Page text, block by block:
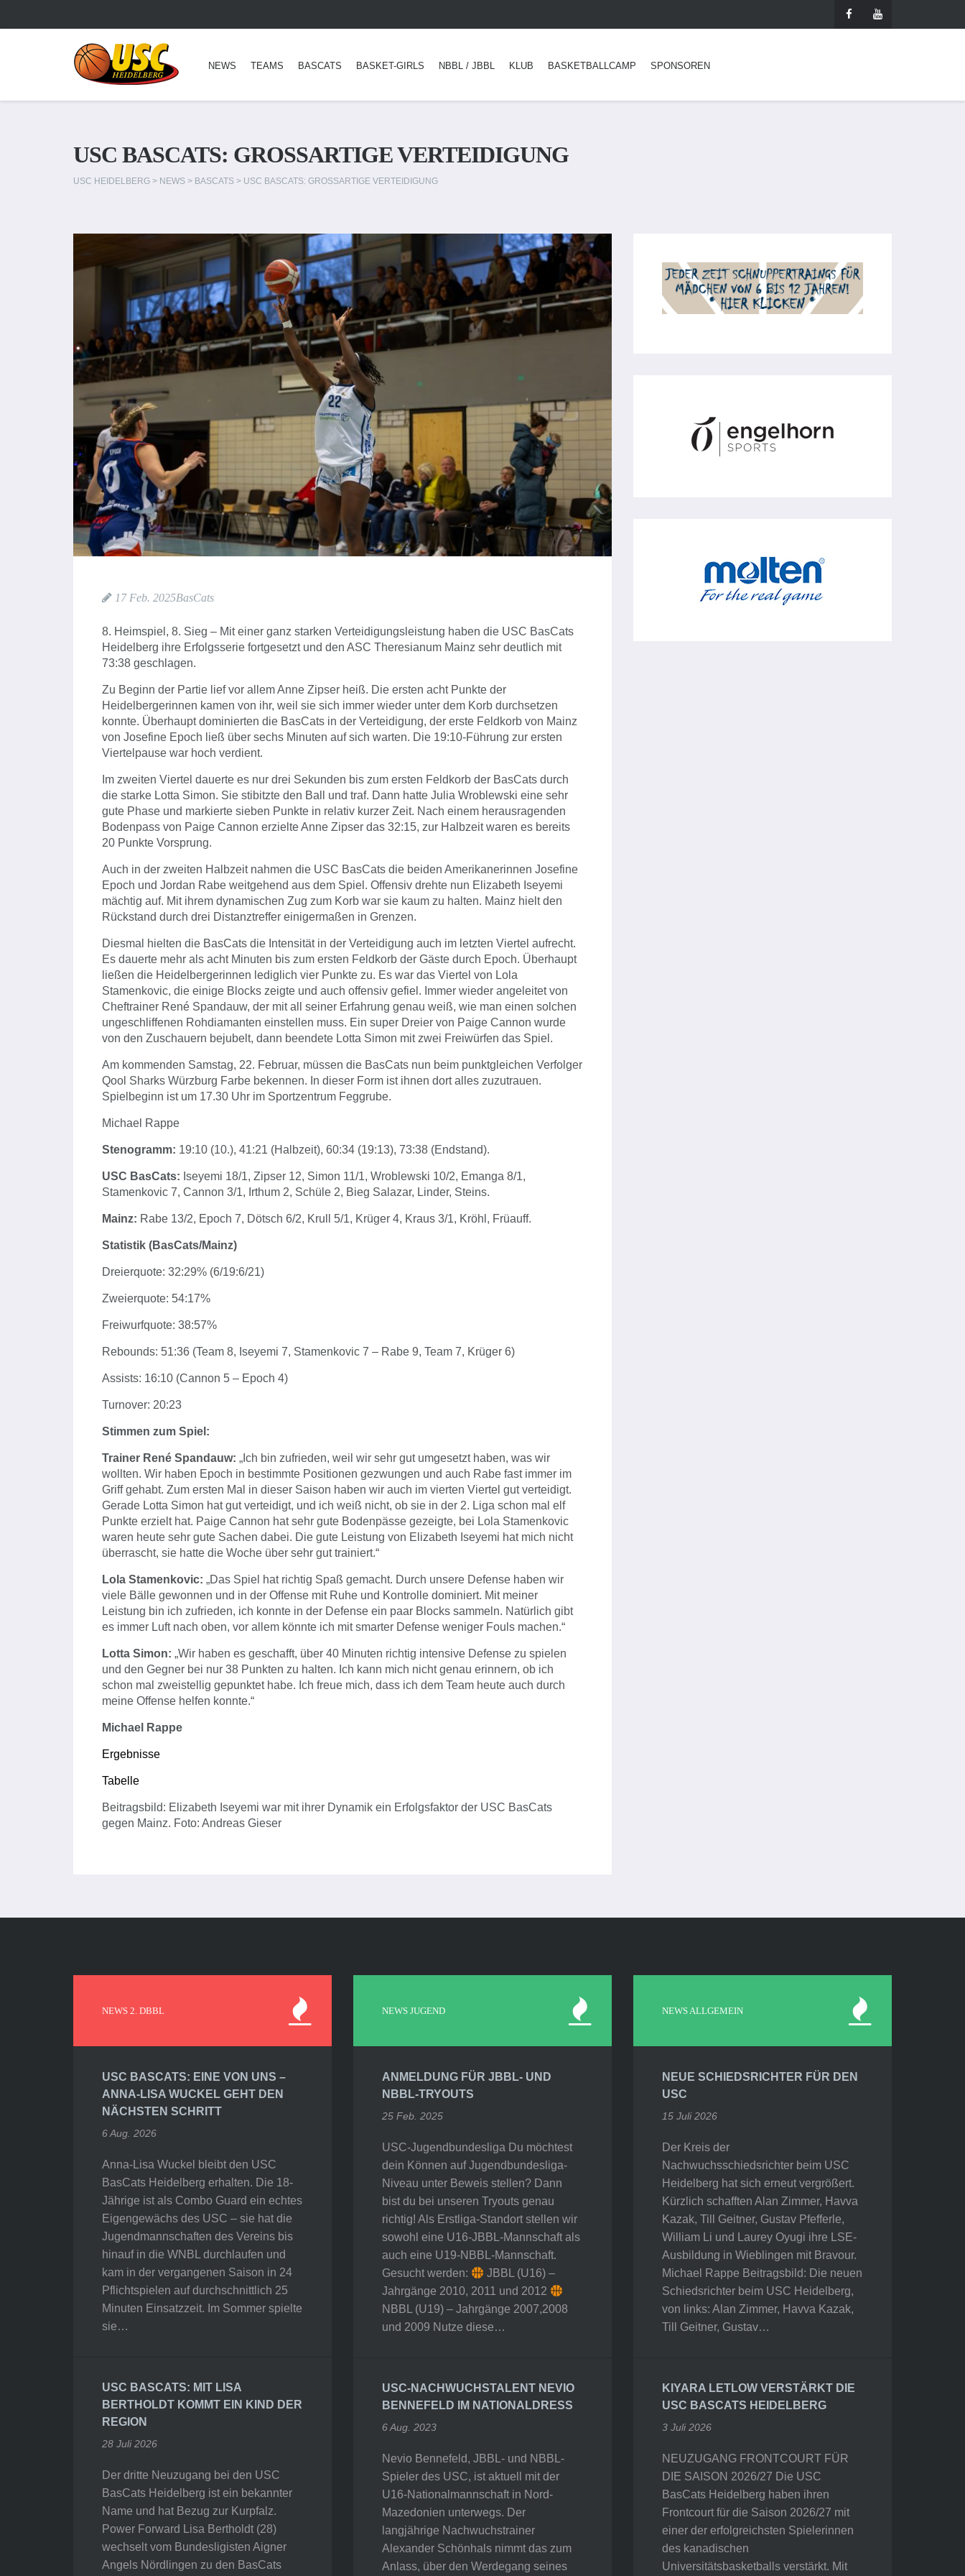
NEWS TEAMS BASCATS BASKET-GIRLS NBBL / JBBL KLUB BASKETBALLCAMP SPONSOREN
USC BASCATS: GROSSARTIGE VERTEIDIGUNG
USC HEIDELBERG > NEWS > BASCATS > USC BASCATS: GROSSARTIGE VERTEIDIGUNG
17 Feb. 2025BasCats
8. Heimspiel, 8. Sieg – Mit einer ganz starken Verteidigungsleistung haben die USC BasCats
Heidelberg ihre Erfolgsserie fortgesetzt und den ASC Theresianum Mainz sehr deutlich mit
73:38 geschlagen.
Zu Beginn der Partie lief vor allem Anne Zipser heiß. Die ersten acht Punkte der
Heidelbergerinnen kamen von ihr, weil sie sich immer wieder unter dem Korb durchsetzen
konnte. Überhaupt dominierten die BasCats in der Verteidigung, der erste Feldkorb von Mainz
von Josefine Epoch ließ über sechs Minuten auf sich warten. Die 19:10-Führung zur ersten
Viertelpause war hoch verdient.
Im zweiten Viertel dauerte es nur drei Sekunden bis zum ersten Feldkorb der BasCats durch
die starke Lotta Simon. Sie stibitzte den Ball und traf. Dann hatte Julia Wroblewski eine sehr
gute Phase und markierte sieben Punkte in relativ kurzer Zeit. Nach einem herausragenden
Bodenpass von Paige Cannon erzielte Anne Zipser das 32:15, zur Halbzeit waren es bereits
20 Punkte Vorsprung.
Auch in der zweiten Halbzeit nahmen die USC BasCats die beiden Amerikanerinnen Josefine
Epoch und Jordan Rabe weitgehend aus dem Spiel. Offensiv drehte nun Elizabeth Iseyemi
mächtig auf. Mit ihrem dynamischen Zug zum Korb war sie kaum zu halten. Mainz hielt den
Rückstand durch drei Distanztreffer einigermaßen in Grenzen.
Diesmal hielten die BasCats die Intensität in der Verteidigung auch im letzten Viertel aufrecht.
Es dauerte mehr als acht Minuten bis zum ersten Feldkorb der Gäste durch Epoch. Überhaupt
ließen die Heidelbergerinnen lediglich vier Punkte zu. Es war das Viertel von Lola
Stamenkovic, die einige Blocks zeigte und auch offensiv gefiel. Immer wieder angeleitet von
Cheftrainer René Spandauw, der mit all seiner Erfahrung genau weiß, wie man einen solchen
ungeschliffenen Rohdiamanten einstellen muss. Ein super Dreier von Paige Cannon wurde
von den Zuschauern bejubelt, dann beendete Lotta Simon mit zwei Freiwürfen das Spiel.
Am kommenden Samstag, 22. Februar, müssen die BasCats nun beim punktgleichen Verfolger
Qool Sharks Würzburg Farbe bekennen. In dieser Form ist ihnen dort alles zuzutrauen.
Spielbeginn ist um 17.30 Uhr im Sportzentrum Feggrube.
Michael Rappe
Stenogramm: 19:10 (10.), 41:21 (Halbzeit), 60:34 (19:13), 73:38 (Endstand).
USC BasCats: Iseyemi 18/1, Zipser 12, Simon 11/1, Wroblewski 10/2, Emanga 8/1,
Stamenkovic 7, Cannon 3/1, Irthum 2, Schüle 2, Bieg Salazar, Linder, Steins.
Mainz: Rabe 13/2, Epoch 7, Dötsch 6/2, Krull 5/1, Krüger 4, Kraus 3/1, Kröhl, Früauff.
Statistik (BasCats/Mainz)
Dreierquote: 32:29% (6/19:6/21)
Zweierquote: 54:17%
Freiwurfquote: 38:57%
Rebounds: 51:36 (Team 8, Iseyemi 7, Stamenkovic 7 – Rabe 9, Team 7, Krüger 6)
Assists: 16:10 (Cannon 5 – Epoch 4)
Turnover: 20:23
Stimmen zum Spiel:
Trainer René Spandauw: „Ich bin zufrieden, weil wir sehr gut umgesetzt haben, was wir
wollten. Wir haben Epoch in bestimmte Positionen gezwungen und auch Rabe fast immer im
Griff gehabt. Zum ersten Mal in dieser Saison haben wir auch im vierten Viertel gut verteidigt.
Gerade Lotta Simon hat gut verteidigt, und ich weiß nicht, ob sie in der 2. Liga schon mal elf
Punkte erzielt hat. Paige Cannon hat sehr gute Bodenpässe gezeigte, bei Lola Stamenkovic
waren heute sehr gute Sachen dabei. Die gute Leistung von Elizabeth Iseyemi hat mich nicht
überrascht, sie hatte die Woche über sehr gut trainiert.“
Lola Stamenkovic: „Das Spiel hat richtig Spaß gemacht. Durch unsere Defense haben wir
viele Bälle gewonnen und in der Offense mit Ruhe und Kontrolle dominiert. Mit meiner
Leistung bin ich zufrieden, ich konnte in der Defense ein paar Blocks sammeln. Natürlich gibt
es immer Luft nach oben, vor allem könnte ich mit smarter Defense weniger Fouls machen.“
Lotta Simon: „Wir haben es geschafft, über 40 Minuten richtig intensive Defense zu spielen
und den Gegner bei nur 38 Punkten zu halten. Ich kann mich nicht genau erinnern, ob ich
schon mal zweistellig gepunktet habe. Ich freue mich, dass ich dem Team heute auch durch
meine Offense helfen konnte.“
Michael Rappe
Ergebnisse
Tabelle
Beitragsbild: Elizabeth Iseyemi war mit ihrer Dynamik ein Erfolgsfaktor der USC BasCats
gegen Mainz. Foto: Andreas Gieser
NEWS 2. DBBL
USC BASCATS: EINE VON UNS –
ANNA-LISA WUCKEL GEHT DEN
NÄCHSTEN SCHRITT
6 Aug. 2026
Anna-Lisa Wuckel bleibt den USC
BasCats Heidelberg erhalten. Die 18-
Jährige ist als Combo Guard ein echtes
Eigengewächs des USC – sie hat die
Jugendmannschaften des Vereins bis
hinauf in die WNBL durchlaufen und
kam in der vergangenen Saison in 24
Pflichtspielen auf durchschnittlich 25
Minuten Einsatzzeit. Im Sommer spielte
sie…
USC BASCATS: MIT LISA
BERTHOLDT KOMMT EIN KIND DER
REGION
28 Juli 2026
Der dritte Neuzugang bei den USC
BasCats Heidelberg ist ein bekannter
Name und hat Bezug zur Kurpfalz.
Power Forward Lisa Bertholdt (28)
wechselt vom Bundesligisten Aigner
Angels Nördlingen zu den BasCats
NEWS JUGEND
ANMELDUNG FÜR JBBL- UND
NBBL-TRYOUTS
25 Feb. 2025
USC-Jugendbundesliga Du möchtest
dein Können auf Jugendbundesliga-
Niveau unter Beweis stellen? Dann
bist du bei unseren Tryouts genau
richtig! Als Erstliga-Standort stellen wir
sowohl eine U16-JBBL-Mannschaft als
auch eine U19-NBBL-Mannschaft.
Gesucht werden:
JBBL (U16) –
Jahrgänge 2010, 2011 und 2012
NBBL (U19) – Jahrgänge 2007,2008
und 2009 Nutze diese…
USC-NACHWUCHSTALENT NEVIO
BENNEFELD IM NATIONALDRESS
6 Aug. 2023
Nevio Bennefeld, JBBL- und NBBL-
Spieler des USC, ist aktuell mit der
U16-Nationalmannschaft in Nord-
Mazedonien unterwegs. Der
langjährige Nachwuchstrainer
Alexander Schönhals nimmt das zum
Anlass, über den Werdegang seines
NEWS ALLGEMEIN
NEUE SCHIEDSRICHTER FÜR DEN
USC
15 Juli 2026
Der Kreis der
Nachwuchsschiedsrichter beim USC
Heidelberg hat sich erneut vergrößert.
Kürzlich schafften Alan Zimmer, Havva
Kazak, Till Geitner, Gustav Pfefferle,
William Li und Laurey Oyugi ihre LSE-
Ausbildung in Wieblingen mit Bravour.
Michael Rappe Beitragsbild: Die neuen
Schiedsrichter beim USC Heidelberg,
von links: Alan Zimmer, Havva Kazak,
Till Geitner, Gustav…
KIYARA LETLOW VERSTÄRKT DIE
USC BASCATS HEIDELBERG
3 Juli 2026
NEUZUGANG FRONTCOURT FÜR
DIE SAISON 2026/27 Die USC
BasCats Heidelberg haben ihren
Frontcourt für die Saison 2026/27 mit
einer der erfolgreichsten Spielerinnen
des kanadischen
Universitätsbasketballs verstärkt. Mit